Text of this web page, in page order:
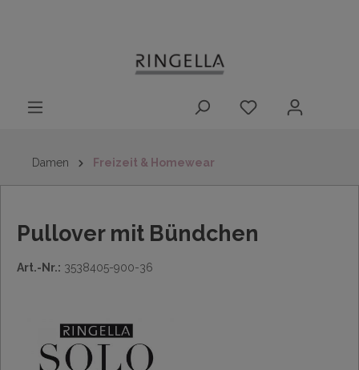
Damen Freizeit & Homewear
Pullover mit Bündchen
Art.-Nr.: 3538405-900-36